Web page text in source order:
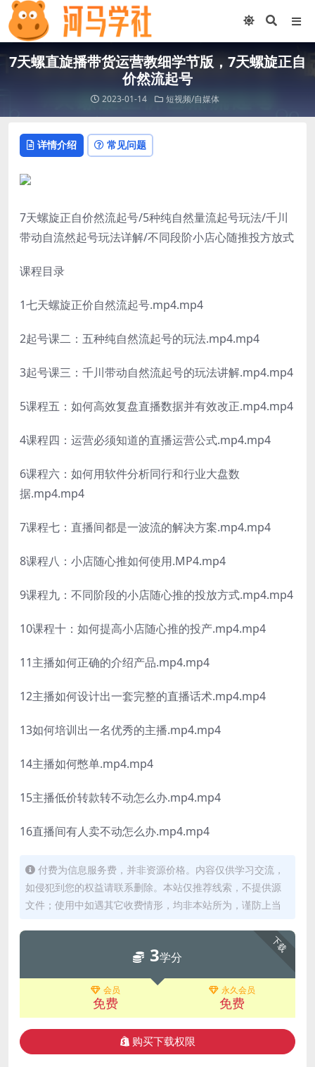
7天螺直旋播带货运营教细学节版，7天螺旋正自
价然流起号
2023-01-14 短视频/自媒体
详情介绍 常见问题
7天螺旋正自价然流起号/5种纯自然量流起号玩法/千川
带动自流然起号玩法详解/不同段阶小店心随推投方放式
课程目录
1七天螺旋正价自然流起号.mp4.mp4
2起号课二：五种纯自然流起号的玩法.mp4.mp4
3起号课三：千川带动自然流起号的玩法讲解.mp4.mp4
5课程五：如何高效复盘直播数据并有效改正.mp4.mp4
4课程四：运营必须知道的直播运营公式.mp4.mp4
6课程六：如何用软件分析同行和行业大盘数
据.mp4.mp4
7课程七：直播间都是一波流的解决方案.mp4.mp4
8课程八：小店随心推如何使用.MP4.mp4
9课程九：不同阶段的小店随心推的投放方式.mp4.mp4
10课程十：如何提高小店随心推的投产.mp4.mp4
11主播如何正确的介绍产品.mp4.mp4
12主播如何设计出一套完整的直播话术.mp4.mp4
13如何培训出一名优秀的主播.mp4.mp4
14主播如何憋单.mp4.mp4
15主播低价转款转不动怎么办.mp4.mp4
16直播间有人卖不动怎么办.mp4.mp4
付费为信息服务费，并非资源价格。内容仅供学习交流，
如侵犯到您的权益请联系删除。本站仅推荐线索，不提供源
文件；使用中如遇其它收费情形，均非本站所为，谨防上当
下载
3学分
会员
免费
永久会员
免费
购买下载权限